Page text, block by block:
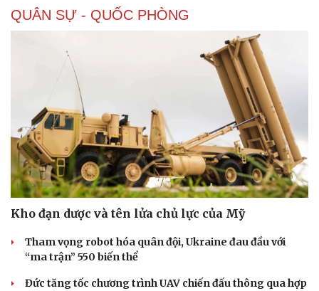
Sức khỏe
Dinh dưỡng - món ngon
Cây thuốc
Sản phụ khoa
Nhi khoa
Nam khoa
Phòng mạch online
Ăn sạch sống khỏe
Đời sống
Nhà đẹp
Blog
Tình yêu - Gia đình
QUÂN SỰ - QUỐC PHÒNG
Kho đạn dược và tên lửa chủ lực của Mỹ
Tham vọng robot hóa quân đội, Ukraine đau đầu với
“ma trận” 550 biến thể
Đức tăng tốc chương trình UAV chiến đấu thông qua hợp